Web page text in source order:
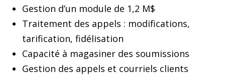
Gestion d’un module de 1,2 M$
Traitement des appels : modifications,
tarification, fidélisation
Capacité à magasiner des soumissions
Gestion des appels et courriels clients